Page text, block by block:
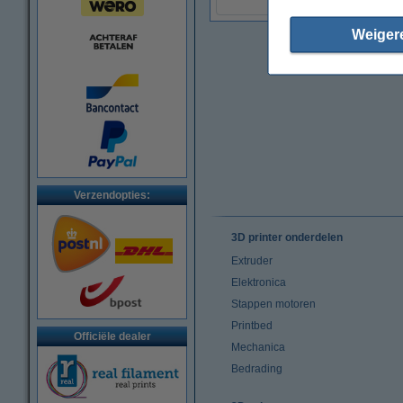
Verzendopties:
Officiële dealer
3D printer onderdelen
Extruder
Elektronica
Stappen motoren
Printbed
Mechanica
Bedrading